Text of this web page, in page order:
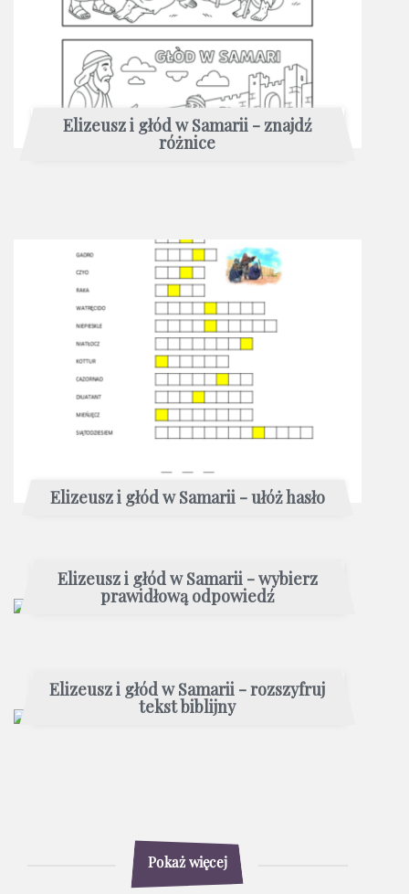
Elizeusz i głód w Samarii - znajdź
różnice
Elizeusz i głód w Samarii - ułóż hasło
Elizeusz i głód w Samarii - wybierz
prawidłową odpowiedź
Elizeusz i głód w Samarii - rozszyfruj
tekst biblijny
Pokaż więcej